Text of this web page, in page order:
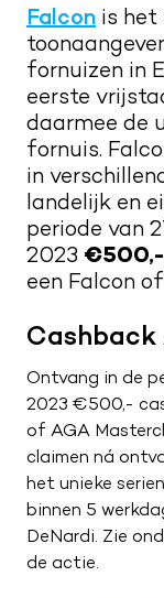
Merken
Vacatures
Nieuwsbrief
Route naar
0187 602
MA
09:00 –
DI
09:00 –
WO
09:00 –
DO
09:00 –
VR
09:00 –
ZA
09:00 –
ZO
Gesloten
Falcon is het
fornuizen in
eerste
daarmee de
fornuis.
in
landelijk en
periode van
2023
een Falcon
Cashback
Ontvang in de
2023 €500,-
of AGA
claimen ná
het unieke
binnen 5
DeNardi. Zie
de actie.